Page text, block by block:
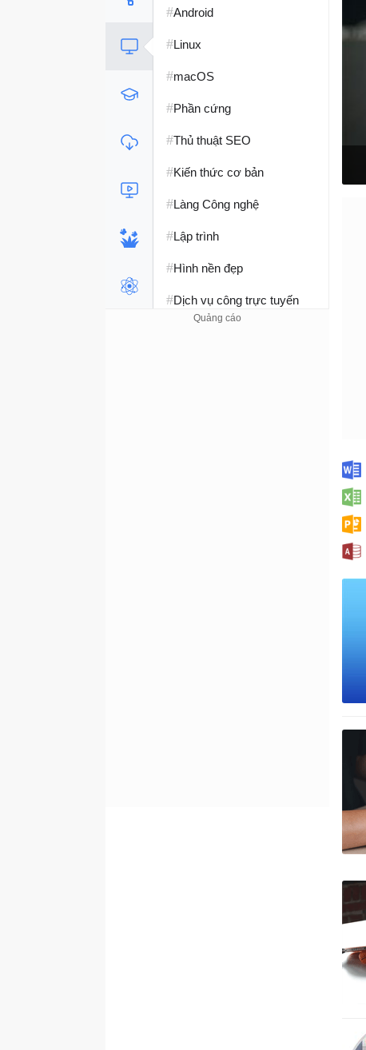
#Android
#Linux
#macOS
#Phần cứng
#Thủ thuật SEO
#Kiến thức cơ bản
#Làng Công nghệ
#Lập trình
#Hình nền đẹp
#Dịch vụ công trực tuyến